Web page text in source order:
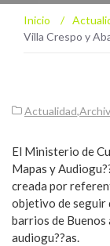
Inicio /
Villa Crespo y
Actualidad,
El Ministerio de
Mapas y
creada por
objetivo de seguir
barrios de Buenos
audiogu??as.